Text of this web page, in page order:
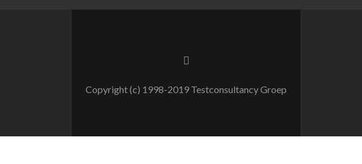
Copyright (c) 1998-2019 Testconsultancy Groep